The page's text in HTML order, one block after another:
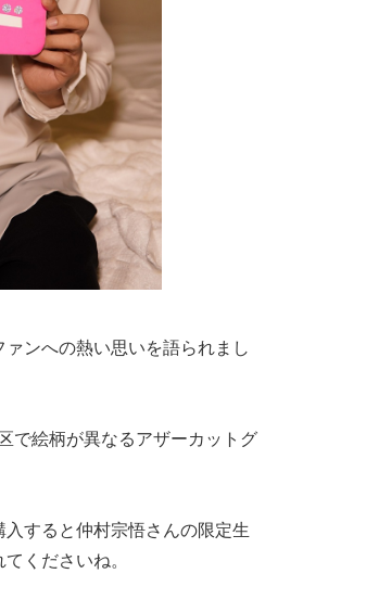
ンへの熱い思いを語られまし
で絵柄が異なるアザーカットグ
すると仲村宗悟さんの限定生
くださいね。